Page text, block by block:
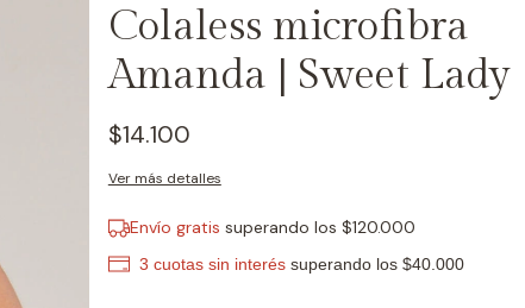
Colaless microfibra
Amanda | Sweet Lady
$14.100
Ver más detalles
Envío gratis superando los$120.000